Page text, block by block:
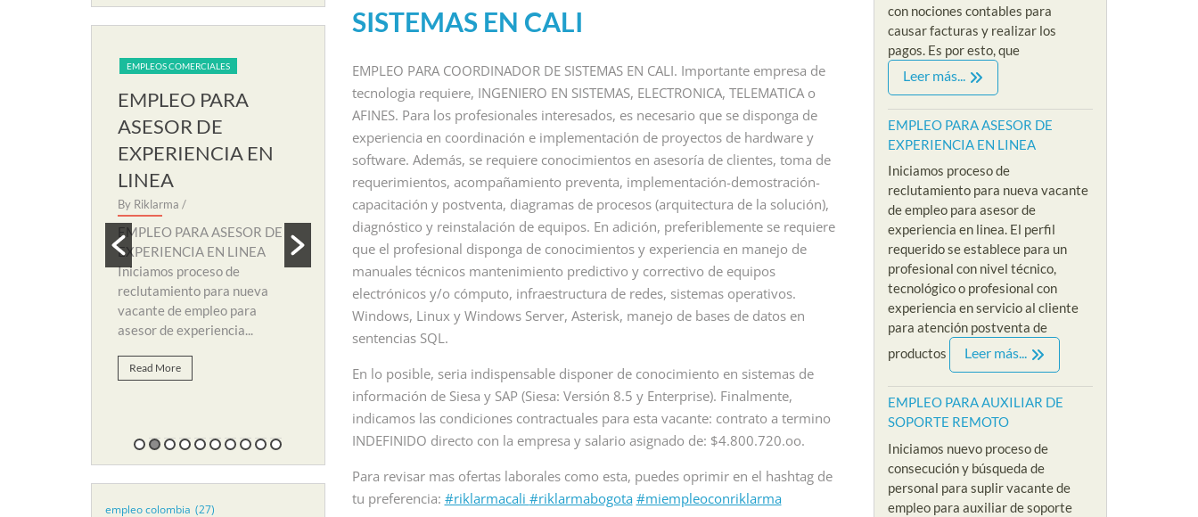
SISTEMAS EN CALI
EMPLEO PARA COORDINADOR DE SISTEMAS EN CALI. Importante empresa de
tecnologia requiere, INGENIERO EN SISTEMAS, ELECTRONICA, TELEMATICA o
AFINES. Para los profesionales interesados, es necesario que se disponga de
experiencia en coordinación e implementación de proyectos de hardware y
software. Además, se requiere conocimientos en asesoría de clientes, toma de
requerimientos, acompañamiento preventa, implementación-demostración-
capacitación y postventa, diagramas de procesos (arquitectura de la solución),
diagnóstico y reinstalación de equipos. En adición, preferiblemente se requiere
que el profesional disponga de conocimientos y experiencia en manejo de
manuales técnicos mantenimiento predictivo y correctivo de equipos
electrónicos y/o cómputo, infraestructura de redes, sistemas operativos.
Windows, Linux y Windows Server, Asterisk, manejo de bases de datos en
sentencias SQL.
En lo posible, seria indispensable disponer de conocimiento en sistemas de
información de Siesa y SAP (Siesa: Versión 8.5 y Enterprise). Finalmente,
indicamos las condiciones contractuales para esta vacante: contrato a termino
INDEFINIDO directo con la empresa y salario asignado de: $4.800.720.oo.
Para revisar mas ofertas laborales como esta, puedes oprimir en el hashtag de
tu preferencia: #riklarmacali #riklarmabogota #miempleoconriklarma
con nociones contables para
causar facturas y realizar los
pagos. Es por esto, que
Leer más...
EMPLEO PARA ASESOR DE
EXPERIENCIA EN LINEA
Iniciamos proceso de
reclutamiento para nueva vacante
de empleo para asesor de
experiencia en linea. El perfil
requerido se establece para un
profesional con nivel técnico,
tecnológico o profesional con
experiencia en servicio al cliente
para atención postventa de
productos
Leer más...
EMPLEO PARA AUXILIAR DE
SOPORTE REMOTO
Iniciamos nuevo proceso de
consecución y búsqueda de
personal para suplir vacante de
empleo para auxiliar de soporte
EMPLEOS COMERCIALES
EMPLEO PARA
AUXILIAR DE
SOPORTE REMOTO
By Riklarma
EMPLEO PARA AUXILIAR DE
SOPORTE REMOTO Iniciamos
nuevo proceso de consecución
y búsqueda de personal para
suplir vacante de empleo...
EMPLEOS COMERCIALES
EMPLEO PARA
ANALISTA IA
REMOTO
By Riklarma/
EMPLEO PARA ANALISTA IA
REMOTO Iniciamos nueva
convocatoria de empleo para
analista de ia remoto para
servicios...
Read More
VACANTES NIVEL ADMINISTRATIVO
EMPLEO PARA
RECEPCIONISTA
SIN EXPERIENCIA
EN COLOMBIA
By Riklarma/
empleo para recepcionista
Importante cadena hotelera
inicia proceso de selección
para vacante de empleo para
recepcionista sin experiencia
Read More
EMPLEOS SIN EXPERIENCIA
VACANTES NIVEL ADMINISTRATIVO
EMPLEO PARA
PSICOLOGA SIN
EXPERIENCIA EN
MODO VIRTUAL
By Riklarma/
empleo para psicologa
Iniciamos nueva convocatoria
y proceso de reclutamiento
acerca de nuestra nueva
vacante de empleo para
Read More
EMPLEOS COMERCIALES
EMPLEOS SIN EXPERIENCIA
EMPLEO PARA
VENDEDOR SIN
EXPERIENCIA
PRESENCIAL
By Riklarma /
EMPLEO PARA VENDEDOR
SIN EXPERIENCIA Iniciamos
nuevo proceso de
reclutamiento y selección para
nuestra nueva vacante en
referencia al empleo...
empleo colombia (27)